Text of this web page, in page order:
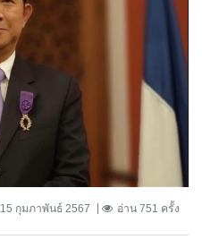
15 กุมภาพันธ์ 2567 อ่าน 751 ครั้ง